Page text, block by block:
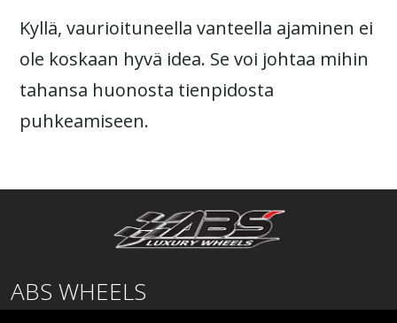
Kyllä, vaurioituneella vanteella ajaminen ei
ole koskaan hyvä idea. Se voi johtaa mihin
tahansa huonosta tienpidosta
puhkeamiseen.
ABS WHEELS